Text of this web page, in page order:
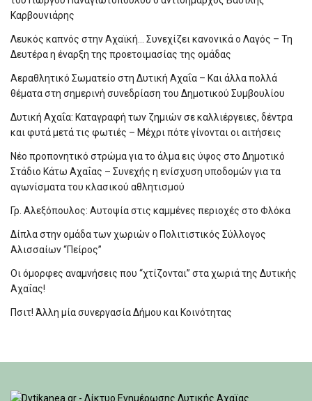
Καρβουνιάρης
Λευκός καπνός στην Αχαϊκή… Συνεχίζει κανονικά ο Λαγός – Τη
Δευτέρα η έναρξη της προετοιμασίας της ομάδας
Αεραθλητικό Σωματείο στη Δυτική Αχαΐα – Και άλλα πολλά
θέματα στη σημερινή συνεδρίαση του Δημοτικού Συμβουλίου
Δυτική Αχαΐα: Καταγραφή των ζημιών σε καλλιέργειες, δέντρα
και φυτά μετά τις φωτιές – Μέχρι πότε γίνονται οι αιτήσεις
Νέο προπονητικό στρώμα για το άλμα εις ύψος στο Δημοτικό
Στάδιο Κάτω Αχαΐας – Συνεχής η ενίσχυση υποδομών για τα
αγωνίσματα του κλασικού αθλητισμού
Γρ. Αλεξόπουλος: Αυτοψία στις καμμένες περιοχές στο Φλόκα
Δίπλα στην ομάδα των χωριών ο Πολιτιστικός Σύλλογος
Αλισσαίων “Πείρος”
Οι όμορφες αναμνήσεις που “χτίζονται” στα χωριά της Δυτικής
Αχαΐας!
Πσιτ! Άλλη μία συνεργασία Δήμου και Κοινότητας